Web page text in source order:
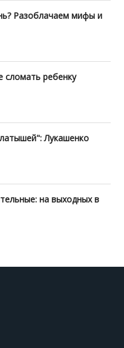
Разоблачаем мифы и
сломать ребенку
Лукашенко
на выходных в